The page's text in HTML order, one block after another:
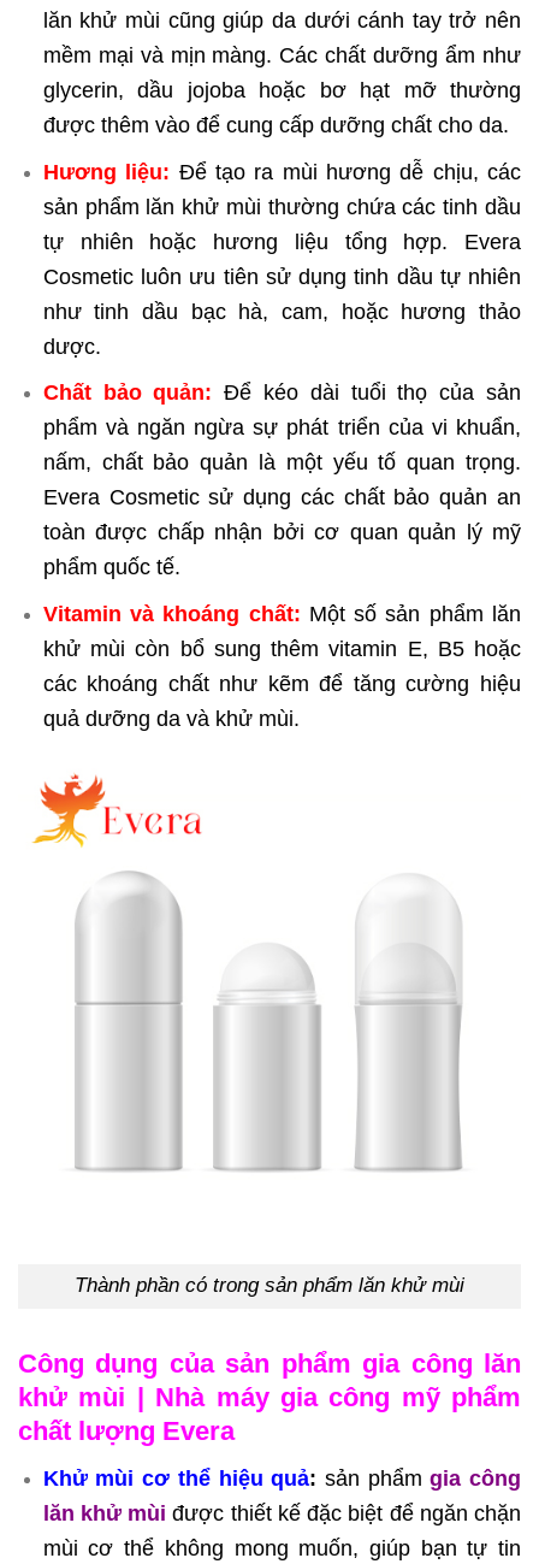
lăn khử mùi cũng giúp da dưới cánh tay trở nên
mềm mại và mịn màng. Các chất dưỡng ẩm như
glycerin, dầu jojoba hoặc bơ hạt mỡ thường
được thêm vào để cung cấp dưỡng chất cho da.
Hương liệu: Để tạo ra mùi hương dễ chịu, các
sản phẩm lăn khử mùi thường chứa các tinh dầu
tự nhiên hoặc hương liệu tổng hợp. Evera
Cosmetic luôn ưu tiên sử dụng tinh dầu tự nhiên
như tinh dầu bạc hà, cam, hoặc hương thảo
dược.
Chất bảo quản: Để kéo dài tuổi thọ của sản
phẩm và ngăn ngừa sự phát triển của vi khuẩn,
nấm, chất bảo quản là một yếu tố quan trọng.
Evera Cosmetic sử dụng các chất bảo quản an
toàn được chấp nhận bởi cơ quan quản lý mỹ
phẩm quốc tế.
Vitamin và khoáng chất: Một số sản phẩm lăn
khử mùi còn bổ sung thêm vitamin E, B5 hoặc
các khoáng chất như kẽm để tăng cường hiệu
quả dưỡng da và khử mùi.
Thành phần có trong sản phẩm lăn khử mùi
Công dụng của sản phẩm gia công lăn
khử mùi | Nhà máy gia công mỹ phẩm
chất lượng Evera
Khử mùi cơ thể hiệu quả: sản phẩmgia công
lăn khử mùi được thiết kế đặc biệt để ngăn chặn
mùi cơ thể không mong muốn, giúp bạn tự tin